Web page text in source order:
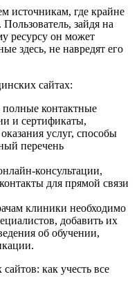
источникам, где крайне
зайдя на
ресурсу он может
здесь, не навредят его
сайтах:
полные контактные
и сертификаты,
услуг, способы
перечень
консультации,
для прямой связи
клиники необходимо
добавить их
об обучении,